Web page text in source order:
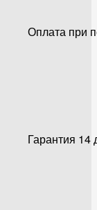
Оплата при
Гарантия 14